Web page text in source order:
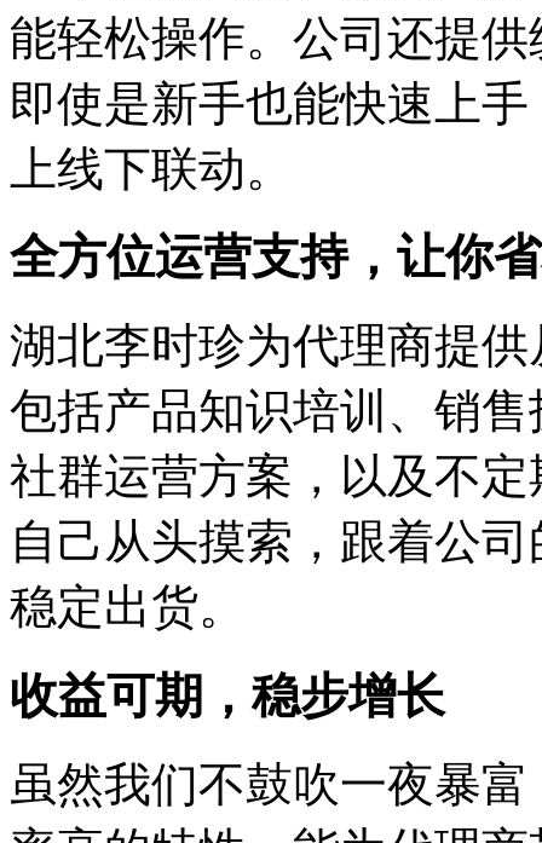
能轻松操作。公司还提
即使是新手也能快速上
上线下联动。
全方位运营支持，让你
湖北李时珍为代理商提
包括产品知识培训、销
社群运营方案，以及不
自己从头摸索，跟着公
稳定出货。
收益可期，稳步增长
虽然我们不鼓吹一夜暴